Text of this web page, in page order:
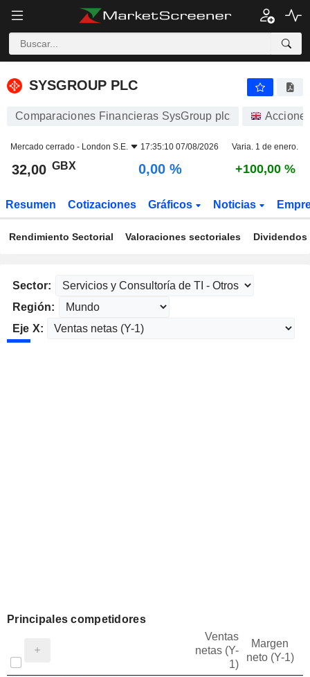
SYSGROUP PLC
SYSGROUP PLC
Comparaciones Financieras SysGroup plc
Mercado cerrado - London S.E. 17:35:10 07/08/2026 Varia. 1 de enero.
32,00 GBX 0,00 % +100,00 %
Resumen Cotizaciones Gráficos Noticias
Rendimiento Sectorial Valoraciones sectoriales
Sector:
Región:
Eje X:
Principales competidores
Ventas
netas (Y-
1)
Margen
neto (Y-1)